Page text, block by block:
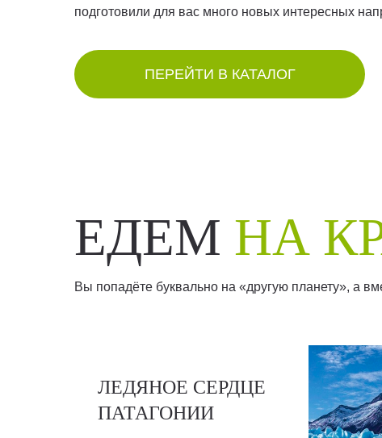
подготовили для вас много новых интересных
ПЕРЕЙТИ В КАТАЛОГ
ЕДЕМ НА
Вы попадёте буквально на «другую планету», а
ЛЕДЯНОЕ СЕРДЦЕ
ПАТАГОНИИ